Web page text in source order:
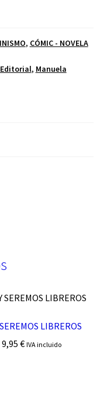
, CÓMIC - NOVELA
, Manuela
LIBREROS
9,95 € IVA incluido